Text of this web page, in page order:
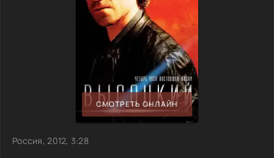
СМОТРЕТЬ ОНЛАЙН
Россия, 2012, 3:28